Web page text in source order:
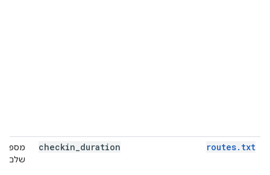
routes.txt
checkin duration
מספר
שלם